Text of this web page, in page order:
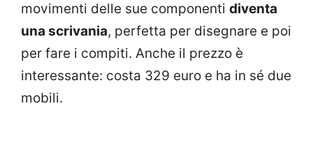
movimenti delle sue componenti diventa
una scrivania, perfetta per disegnare e poi
per fare i compiti. Anche il prezzo è
interessante: costa 329 euro e ha in sé due
mobili.